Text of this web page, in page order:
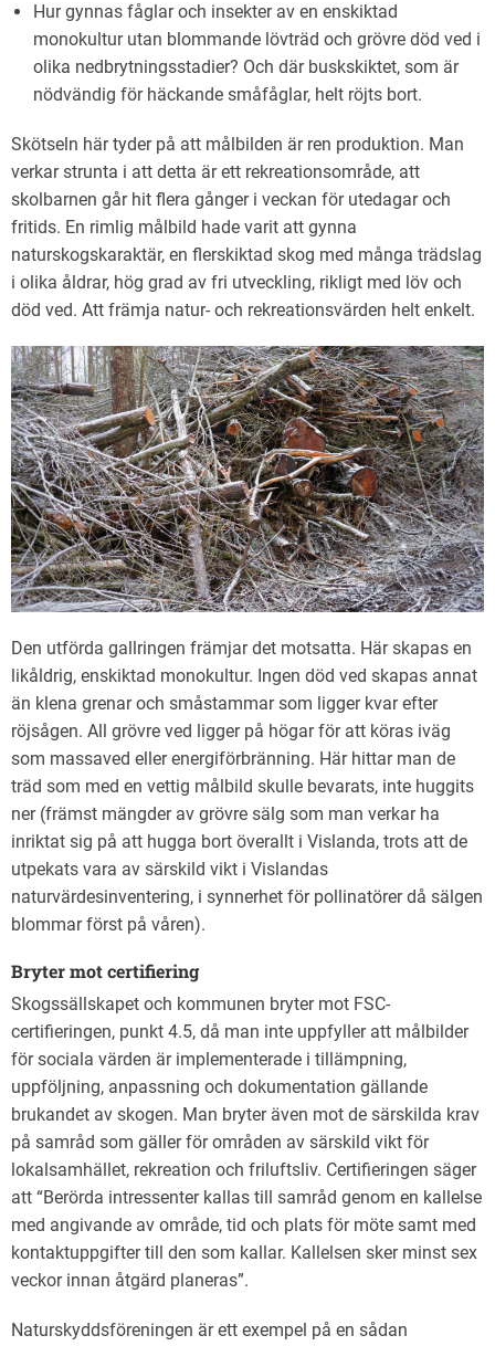
Hur gynnas fåglar och insekter av en enskiktad
monokultur utan blommande lövträd och grövre död ved i
olika nedbrytningsstadier? Och där buskskiktet, som är
nödvändig för häckande småfåglar, helt röjts bort.
Skötseln här tyder på att målbilden är ren produktion. Man
verkar strunta i att detta är ett rekreationsområde, att
skolbarnen går hit flera gånger i veckan för utedagar och
fritids. En rimlig målbild hade varit att gynna
naturskogskaraktär, en flerskiktad skog med många trädslag
i olika åldrar, hög grad av fri utveckling, rikligt med löv och
död ved. Att främja natur- och rekreationsvärden helt enkelt.
Den utförda gallringen främjar det motsatta. Här skapas en
likåldrig, enskiktad monokultur. Ingen död ved skapas annat
än klena grenar och småstammar som ligger kvar efter
röjsågen. All grövre ved ligger på högar för att köras iväg
som massaved eller energiförbränning. Här hittar man de
träd som med en vettig målbild skulle bevarats, inte huggits
ner (främst mängder av grövre sälg som man verkar ha
inriktat sig på att hugga bort överallt i Vislanda, trots att de
utpekats vara av särskild vikt i Vislandas
naturvärdesinventering, i synnerhet för pollinatörer då sälgen
blommar först på våren).
Bryter mot certifiering
Skogssällskapet och kommunen bryter mot FSC-
certifieringen, punkt 4.5, då man inte uppfyller att målbilder
för sociala värden är implementerade i tillämpning,
uppföljning, anpassning och dokumentation gällande
brukandet av skogen. Man bryter även mot de särskilda krav
på samråd som gäller för områden av särskild vikt för
lokalsamhället, rekreation och friluftsliv. Certifieringen säger
att “Berörda intressenter kallas till samråd genom en kallelse
med angivande av område, tid och plats för möte samt med
kontaktuppgifter till den som kallar. Kallelsen sker minst sex
veckor innan åtgärd planeras”.
Naturskyddsföreningen är ett exempel på en sådan